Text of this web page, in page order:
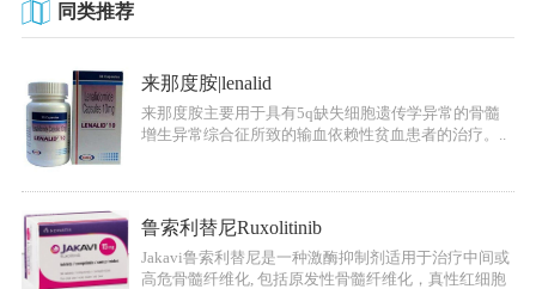
同类推荐
来那度胺|lenalid
来那度胺主要用于具有5q缺失细胞遗传学异常的骨髓
增生异常综合征所致的输血依赖性贫血患者的治疗。..
鲁索利替尼Ruxolitinib
Jakavi鲁索利替尼是一种激酶抑制剂适用于治疗中间或
高危骨髓纤维化, 包括原发性骨髓纤维化，真性红细胞